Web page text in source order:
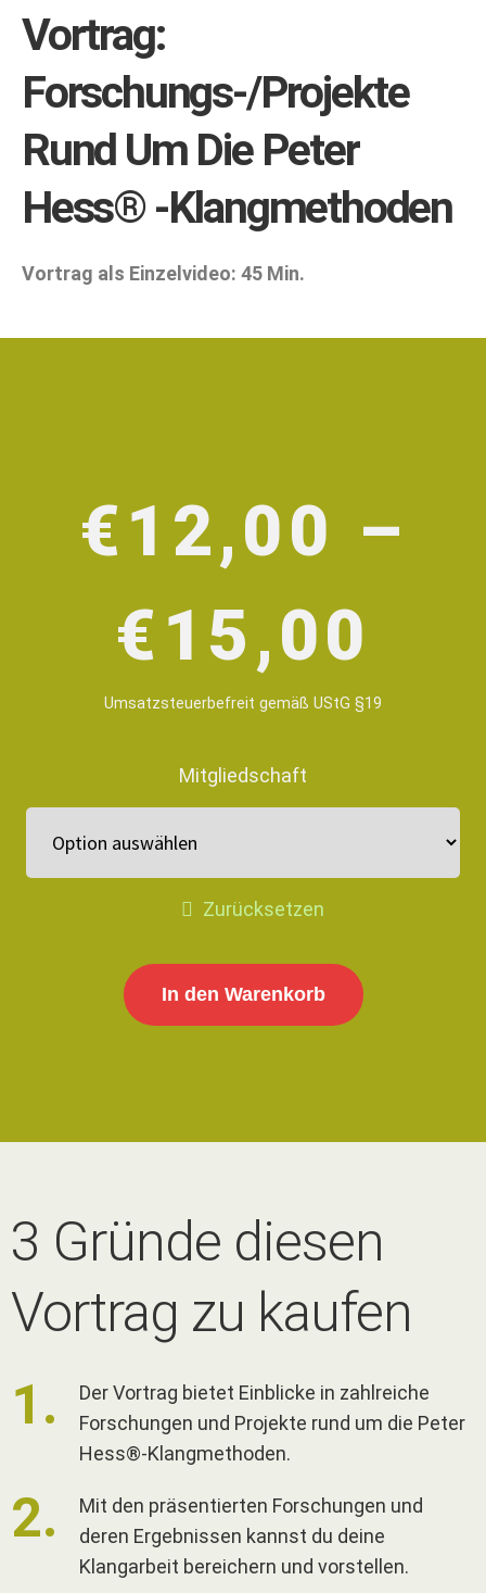
Vortrag:
Forschungs-/Projekte
Rund Um Die Peter
Hess® -Klangmethoden
Vortrag als Einzelvideo: 45 Min.
€12,00 –
€15,00
Umsatzsteuerbefreit gemäß UStG §19
Mitgliedschaft
Zurücksetzen
In den Warenkorb
3 Gründe diesen
Vortrag zu kaufen
Der Vortrag bietet Einblicke in zahlreiche
Forschungen und Projekte rund um die Peter
Hess®-Klangmethoden.
Mit den präsentierten Forschungen und
deren Ergebnissen kannst du deine
Klangarbeit bereichern und vorstellen.